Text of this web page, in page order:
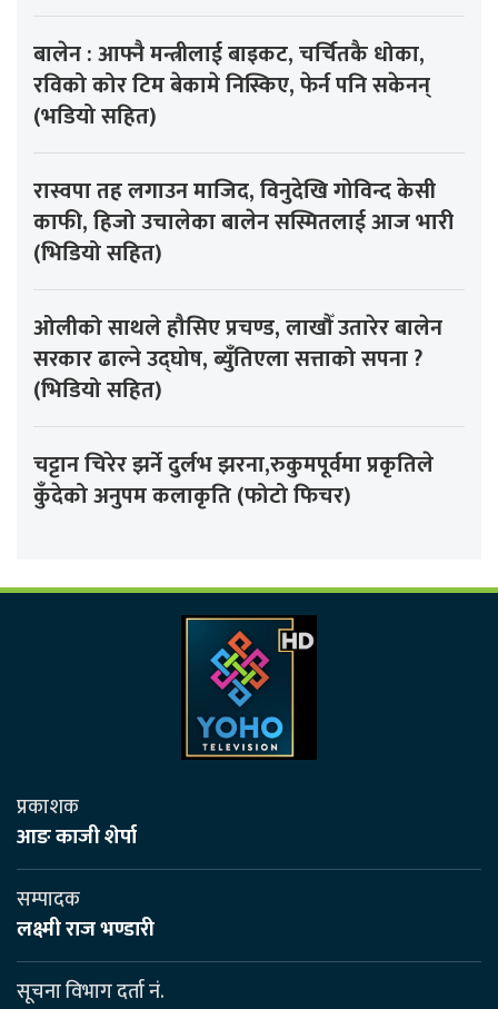
बालेन : आफ्नै मन्त्रीलाई बाइकट, चर्चितकै धोका,
रविको कोर टिम बेकामे निस्किए, फेर्न पनि सकेनन्
(भडियो सहित)
रास्वपा तह लगाउन माजिद, विनुदेखि गोविन्द केसी
काफी, हिजो उचालेका बालेन सस्मितलाई आज भारी
(भिडियो सहित)
ओलीको साथले हौसिए प्रचण्ड, लाखौँ उतारेर बालेन
सरकार ढाल्ने उद्घोष, ब्युँतिएला सत्ताको सपना ?
(भिडियो सहित)
चट्टान चिरेर झर्ने दुर्लभ झरना,रुकुमपूर्वमा प्रकृतिले
कुँदेको अनुपम कलाकृति (फोटो फिचर)
प्रकाशक
आङ काजी शेर्पा
सम्पादक
लक्ष्मी राज भण्डारी
सूचना विभाग दर्ता नं.